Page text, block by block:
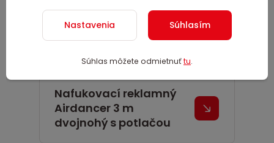
Nafukovací reklamný
Airdancer 3 m
dvojnohý s potlačou
Nastavenia Súhlasím
Súhlas môžete odmietnuťtu.